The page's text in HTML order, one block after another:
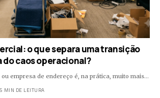
o que separa uma transição
caos operacional?
empresa de endereço é, na prática, muito mais…
MIN DE LEITURA